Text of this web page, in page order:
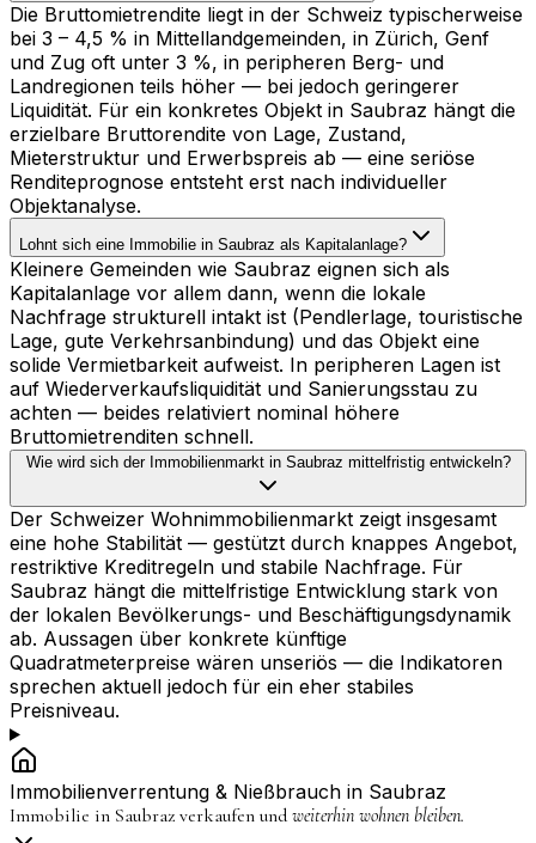
Die Bruttomietrendite liegt in der Schweiz typischerweise
bei 3 – 4,5 % in Mittellandgemeinden, in Zürich, Genf
und Zug oft unter 3 %, in peripheren Berg- und
Landregionen teils höher — bei jedoch geringerer
Liquidität. Für ein konkretes Objekt in Saubraz hängt die
erzielbare Bruttorendite von Lage, Zustand,
Mieterstruktur und Erwerbspreis ab — eine seriöse
Renditeprognose entsteht erst nach individueller
Objektanalyse.
Lohnt sich eine Immobilie in Saubraz als Kapitalanlage?
Kleinere Gemeinden wie Saubraz eignen sich als
Kapitalanlage vor allem dann, wenn die lokale
Nachfrage strukturell intakt ist (Pendlerlage, touristische
Lage, gute Verkehrsanbindung) und das Objekt eine
solide Vermietbarkeit aufweist. In peripheren Lagen ist
auf Wiederverkaufsliquidität und Sanierungsstau zu
achten — beides relativiert nominal höhere
Bruttomietrenditen schnell.
Wie wird sich der Immobilienmarkt in Saubraz mittelfristig entwickeln?
Der Schweizer Wohnimmobilienmarkt zeigt insgesamt
eine hohe Stabilität — gestützt durch knappes Angebot,
restriktive Kreditregeln und stabile Nachfrage. Für
Saubraz hängt die mittelfristige Entwicklung stark von
der lokalen Bevölkerungs- und Beschäftigungsdynamik
ab. Aussagen über konkrete künftige
Quadratmeterpreise wären unseriös — die Indikatoren
sprechen aktuell jedoch für ein eher stabiles
Preisniveau.
Immobilienverrentung & Nießbrauch in Saubraz
Immobilie in Saubraz verkaufen und weiterhin wohnen bleiben.